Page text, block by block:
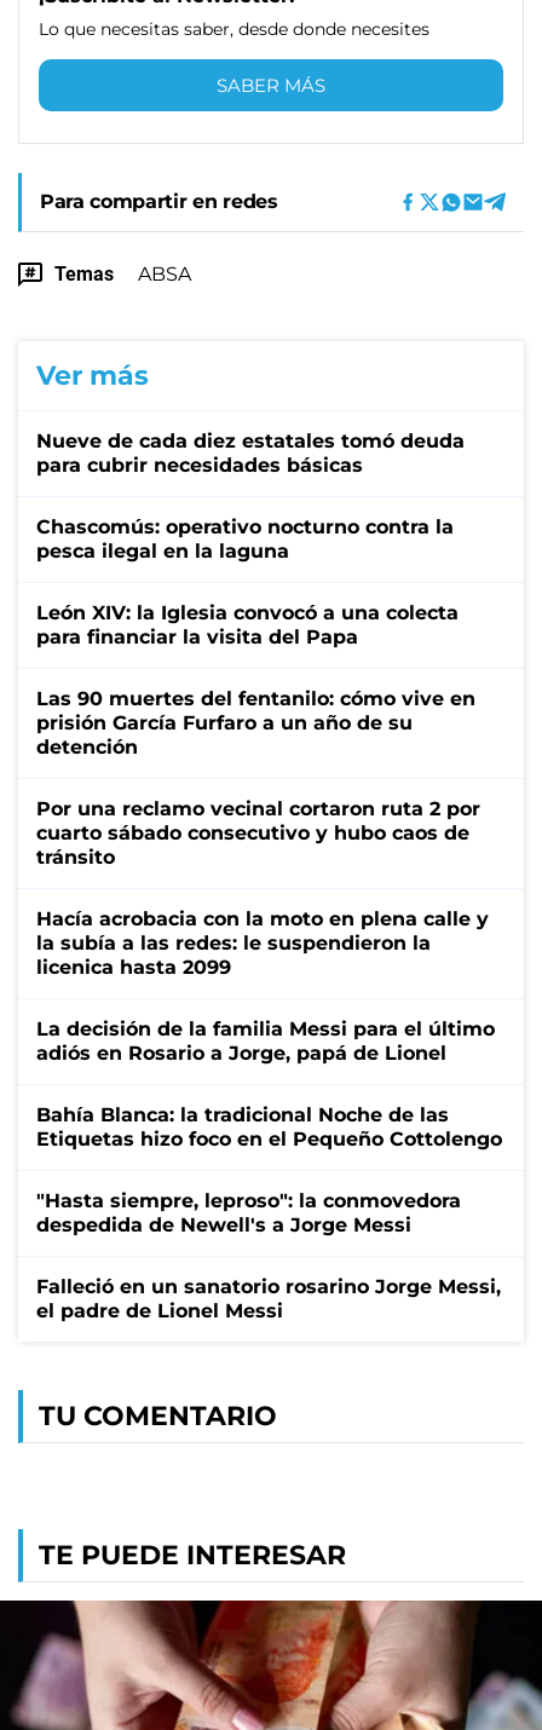
Lo que necesitas saber, desde donde necesites
SABER MÁS
Para compartir en redes
Temas ABSA
Ver más
Nueve de cada diez estatales tomó deuda
para cubrir necesidades básicas
Chascomús: operativo nocturno contra la
pesca ilegal en la laguna
León XIV: la Iglesia convocó a una colecta
para financiar la visita del Papa
Las 90 muertes del fentanilo: cómo vive en
prisión García Furfaro a un año de su
detención
Por una reclamo vecinal cortaron ruta 2 por
cuarto sábado consecutivo y hubo caos de
tránsito
Hacía acrobacia con la moto en plena calle y
la subía a las redes: le suspendieron la
licenica hasta 2099
La decisión de la familia Messi para el último
adiós en Rosario a Jorge, papá de Lionel
Bahía Blanca: la tradicional Noche de las
Etiquetas hizo foco en el Pequeño Cottolengo
"Hasta siempre, leproso": la conmovedora
despedida de Newell's a Jorge Messi
Falleció en un sanatorio rosarino Jorge Messi,
el padre de Lionel Messi
TU COMENTARIO
TE PUEDE INTERESAR